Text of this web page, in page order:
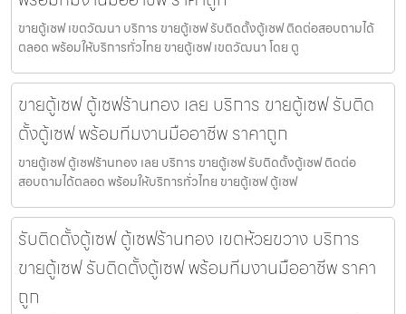
ขายตู้เซฟ เขตวัฒนา บริการ ขายตู้เซฟ รับติดตั้งตู้เซฟ ติดต่อสอบถามได้
ตลอด พร้อมให้บริการทั่วไทย ขายตู้เซฟ เขตวัฒนา โดย ตู
ขายตู้เซฟ ตู้เซฟร้านทอง เลย บริการ ขายตู้เซฟ รับติด
ตั้งตู้เซฟ พร้อมทีมงานมืออาชีพ ราคาถูก
ขายตู้เซฟ ตู้เซฟร้านทอง เลย บริการ ขายตู้เซฟ รับติดตั้งตู้เซฟ ติดต่อ
สอบถามได้ตลอด พร้อมให้บริการทั่วไทย ขายตู้เซฟ ตู้เซฟ
รับติดตั้งตู้เซฟ ตู้เซฟร้านทอง เขตห้วยขวาง บริการ
ขายตู้เซฟ รับติดตั้งตู้เซฟ พร้อมทีมงานมืออาชีพ ราคา
ถูก